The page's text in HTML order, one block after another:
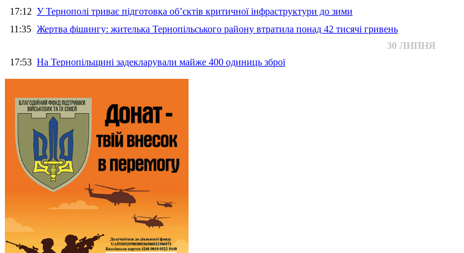
17:12 У Тернополі триває підготовка об’єктів критичної інфраструктури до зими
11:35 Жертва фішингу: жителька Тернопільського району втратила понад 42 тисячі гривень
30 ЛИПНЯ
17:53 На Тернопільщині задекларували майже 400 одиниць зброї